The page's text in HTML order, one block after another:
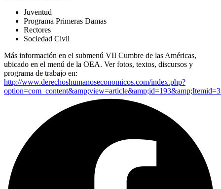
Juventud
Programa Primeras Damas
Rectores
Sociedad Civil
Más información en el submenú VII Cumbre de las Américas,
ubicado en el menú de la OEA. Ver fotos, textos, discursos y
programa de trabajo en:
http://www.derechoshumanoseconomicos.com/index.php?